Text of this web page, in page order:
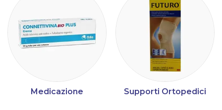
Medicazione Supporti Ortopedici